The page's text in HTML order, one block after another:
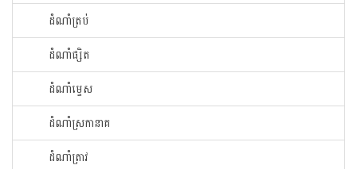
ដំណាំ​ត្រប់​
ដំណាំ​ផ្សិត​
ដំណាំ​ម្ទេស​
ដំណាំ​ស្រកានាគ
ដំណាំ​ត្រាវ